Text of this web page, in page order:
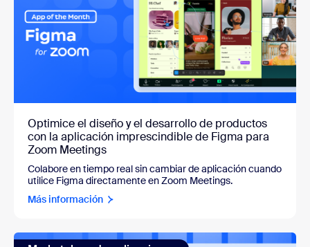
Optimice el diseño y el desarrollo de productos
con la aplicación imprescindible de Figma para
Zoom Meetings
Colabore en tiempo real sin cambiar de aplicación cuando
utilice Figma directamente en Zoom Meetings.
Más información